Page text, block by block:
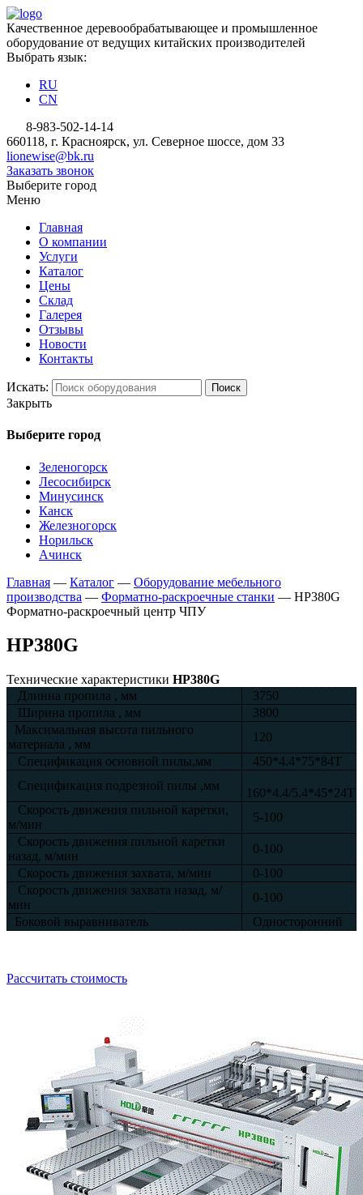
Качественное деревообрабатывающее и промышленное
оборудование от ведущих китайских производителей
Выбрать язык:
RU
CN
8-983-502-14-14
660118, г. Красноярск, ул. Северное шоссе, дом 33
lionewise@bk.ru
Заказать звонок
Выберите город
Меню
Главная
О компании
Услуги
Каталог
Цены
Склад
Галерея
Отзывы
Новости
Контакты
Искать: Поиск
Закрыть
Выберите город
Зеленогорск
Лесосибирск
Минусинск
Канск
Железногорск
Норильск
Ачинск
Главная — Каталог — Оборудование мебельного
производства — Форматно-раскроечные станки — HP380G
Форматно-раскроечный центр ЧПУ
HP380G
Технические характеристики HP380G
Длинна пропила , мм
3750
Ширина пропила , мм
3800
Максимальная высота пильного
материала , мм
120
Спецификация основной пилы,мм
450*4.4*75*84Т
Спецификация подрезной пилы ,мм
160*4.4/5.4*45*24Т
Скорость движения пильной каретки,
м/мин
5-100
Скорость движения пильной каретки
назад, м/мин
0-100
Скорость движения захвата, м/мин
0-100
Скорость движения захвата назад, м/
мин
0-100
Боковой выравниватель
Односторонний
Рассчитать стоимость